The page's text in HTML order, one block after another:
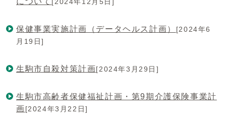
保健事業実施計画（データヘルス計画）
[2024年6
月19日]
生駒市自殺対策計画[2024年3月29日]
生駒市高齢者保健福祉計画・第9期介護保険事業計
画[2024年3月22日]